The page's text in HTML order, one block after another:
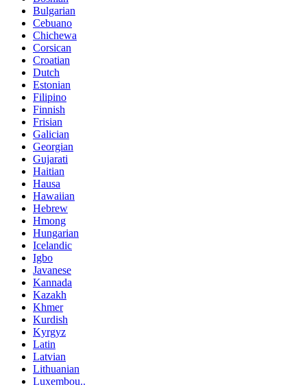
Bulgarian
Cebuano
Chichewa
Corsican
Croatian
Dutch
Estonian
Filipino
Finnish
Frisian
Galician
Georgian
Gujarati
Haitian
Hausa
Hawaiian
Hebrew
Hmong
Hungarian
Icelandic
Igbo
Javanese
Kannada
Kazakh
Khmer
Kurdish
Kyrgyz
Latin
Latvian
Lithuanian
Luxembou..